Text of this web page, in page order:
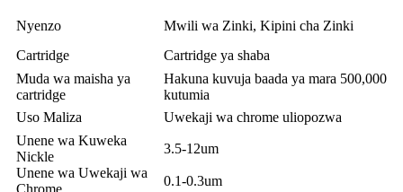
Nyenzo
Mwili wa Zinki, Kipini cha Zinki
Cartridge
Cartridge ya shaba
Muda wa maisha ya
cartridge
Hakuna kuvuja baada ya mara 500,000
kutumia
Uso Maliza
Uwekaji wa chrome uliopozwa
Unene wa Kuweka
Nickle
3.5-12um
Unene wa Uwekaji wa
0.1-0.3um